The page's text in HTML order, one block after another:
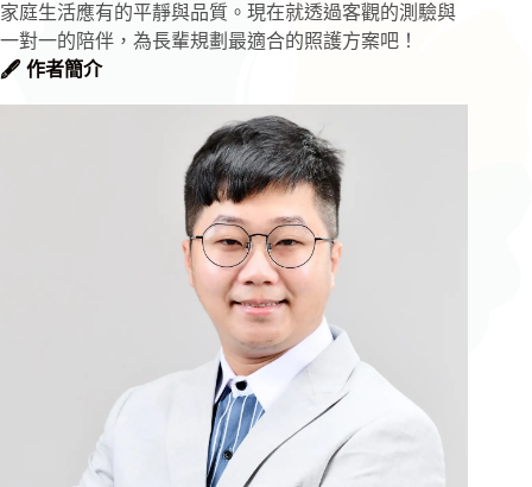
家庭生活應有的平靜與品質。現在就透過客觀的測驗與
一對一的陪伴，為長輩規劃最適合的照護方案吧！
🖋️ 作者簡介